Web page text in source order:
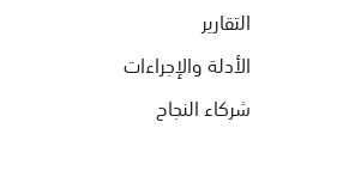
التقارير
الأدلة والإجراءات
شركاء النجاح